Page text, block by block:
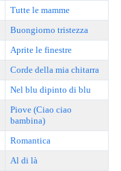
Tutte le mamme
Buongiorno tristezza
Aprite le finestre
Corde della mia chitarra
Nel blu dipinto di blu
Piove (Ciao ciao
bambina)
Romantica
Al di là